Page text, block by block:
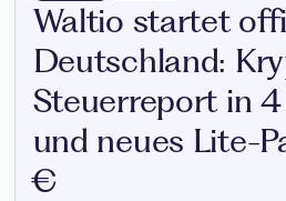
Waltio startet
Deutschland:
Steuerreport in
und neues Lite-
€